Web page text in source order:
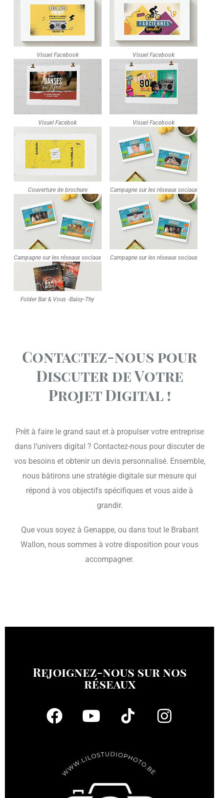
Visuel Facebook Visuel Facebook
Visuel Facebok Visuel Facebook
Couverture de brochure Campagne sur les réseaux sociaux
Campagne sur les réseaux sociaux Campagne sur les réseaux sociaux
Folder Bar & Vous -Baisy-Thy
Contactez-nous pour
Discuter de Votre
Projet Digital !
Prêt à faire le grand saut et à propulser votre entreprise
dans l’univers digital ? Contactez-nous pour discuter de
vos besoins et obtenir un devis personnalisé. Ensemble,
nous bâtirons une stratégie digitale sur mesure qui
répond à vos objectifs spécifiques et vous aide à
grandir.
Que vous soyez à Genappe, ou dans tout le Brabant
Wallon, nous sommes à votre disposition pour vous
accompagner.
Rejoignez-nous sur nos
réseaux